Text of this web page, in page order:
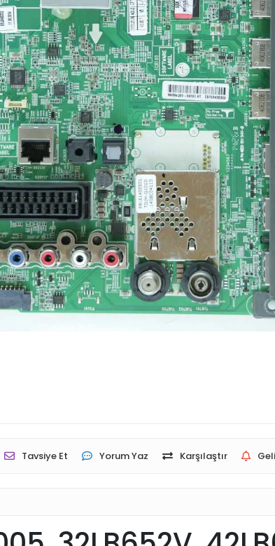
Tavsiye Et Yorum Yaz Karşılaştır